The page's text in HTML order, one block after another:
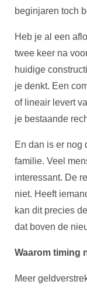
beginjaren toch
Heb je al een
twee keer na
huidige
je denkt. Een
of lineair levert
je bestaande
En dan is er nog
familie. Veel
interessant. De
niet. Heeft
kan dit precies
dat boven de
Waarom timing
Meer